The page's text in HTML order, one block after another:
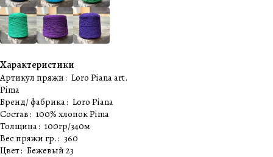
Характеристики
Артикул пряжи: Loro Piana art.
Pima
Бренд/ фабрика: Loro Piana
Состав: 100% хлопок Pima
Толщина: 100гр/340м
Вес пряжи гр.: 360
Цвет: Бежевый 23